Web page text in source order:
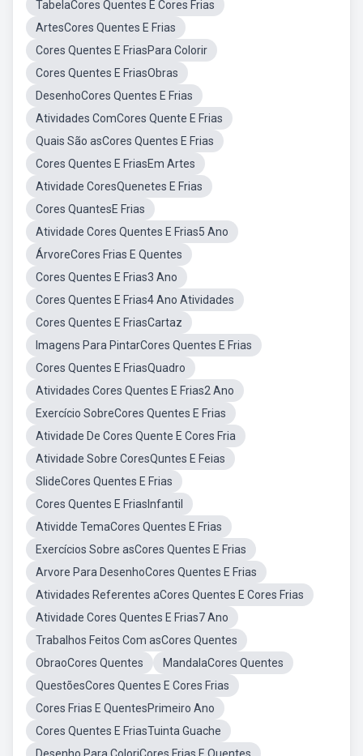
TabelaCores Quentes E Cores Frias
ArtesCores Quentes E Frias
Cores Quentes E FriasPara Colorir
Cores Quentes E FriasObras
DesenhoCores Quentes E Frias
Atividades ComCores Quente E Frias
Quais São asCores Quentes E Frias
Cores Quentes E FriasEm Artes
Atividade CoresQuenetes E Frias
Cores QuantesE Frias
Atividade Cores Quentes E Frias5 Ano
ÁrvoreCores Frias E Quentes
Cores Quentes E Frias3 Ano
Cores Quentes E Frias4 Ano Atividades
Cores Quentes E FriasCartaz
Imagens Para PintarCores Quentes E Frias
Cores Quentes E FriasQuadro
Atividades Cores Quentes E Frias2 Ano
Exercício SobreCores Quentes E Frias
Atividade De Cores Quente E Cores Fria
Atividade Sobre CoresQuntes E Feias
SlideCores Quentes E Frias
Cores Quentes E FriasInfantil
Atividde TemaCores Quentes E Frias
Exercícios Sobre asCores Quentes E Frias
Arvore Para DesenhoCores Quentes E Frias
Atividades Referentes aCores Quentes E Cores Frias
Atividade Cores Quentes E Frias7 Ano
Trabalhos Feitos Com asCores Quentes
ObraoCores Quentes
MandalaCores Quentes
QuestõesCores Quentes E Cores Frias
Cores Frias E QuentesPrimeiro Ano
Cores Quentes E FriasTuinta Guache